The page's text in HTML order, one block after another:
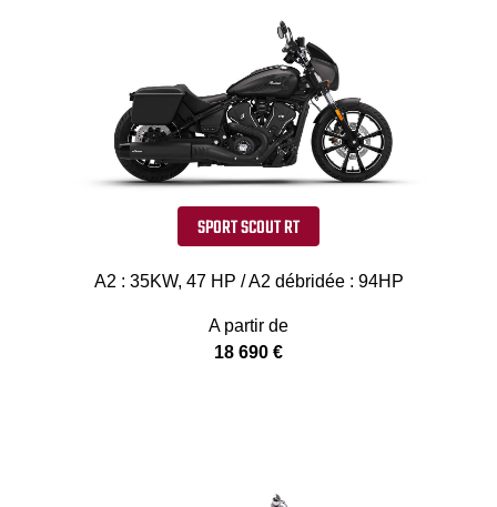
SPORT SCOUT RT
A2 : 35KW, 47 HP / A2 débridée : 94HP
A partir de
18 690 €